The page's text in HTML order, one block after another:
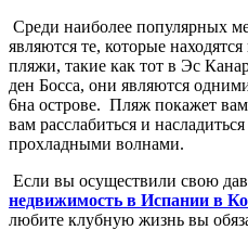
Среди наиболее популярных
являются те, которые
пляжи, такие как тот в Эс
ден Босса, они являются
6на острове. Пляж покажет вам
вам расслабиться и
прохладными волнами.
Если вы осуществили свою
недвижимость в Испании в
любите клубную жизнь вы